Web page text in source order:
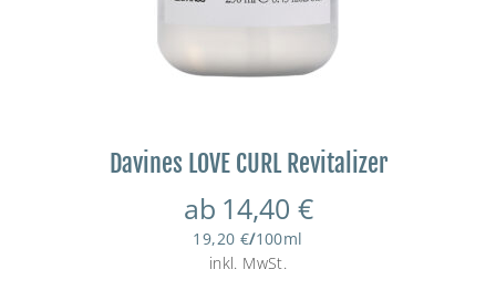
Davines LOVE CURL Revitalizer
ab 14,40 €
19,20 €/100ml
inkl. MwSt.